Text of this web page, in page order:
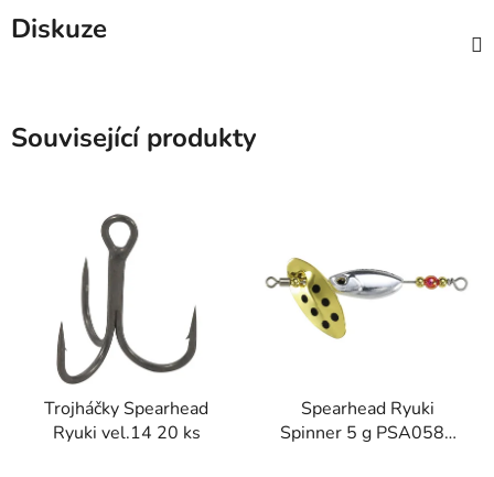
Diskuze
Související produkty
Trojháčky Spearhead
Ryuki vel.14 20 ks
Spearhead Ryuki
Spinner 5 g PSA0589